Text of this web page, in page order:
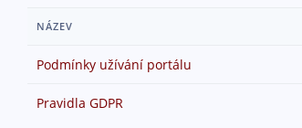
NÁZEV
Podmínky užívání portálu
Pravidla GDPR